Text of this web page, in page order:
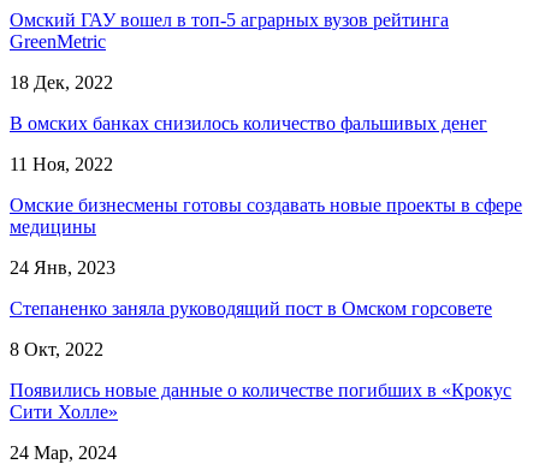
Омский ГАУ вошел в топ-5 аграрных вузов рейтинга
GreenMetric
18 Дек, 2022
В омских банках снизилось количество фальшивых денег
11 Ноя, 2022
Омские бизнесмены готовы создавать новые проекты в сфере
медицины
24 Янв, 2023
Степаненко заняла руководящий пост в Омском горсовете
8 Окт, 2022
Появились новые данные о количестве погибших в «Крокус
Сити Холле»
24 Мар, 2024